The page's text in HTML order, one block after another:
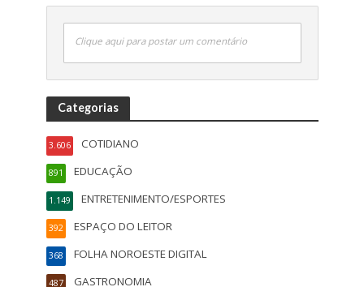
Clique aqui para postar um comentário
Categorias
COTIDIANO
3.606
EDUCAÇÃO
891
ENTRETENIMENTO/ESPORTES
1.149
ESPAÇO DO LEITOR
392
FOLHA NOROESTE DIGITAL
368
GASTRONOMIA
487